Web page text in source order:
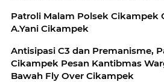
Patroli Malam Polsek Cikampek
A.Yani Cikampek
Antisipasi C3 dan Premanisme,
Cikampek Pesan Kantibmas
Bawah Fly Over Cikampek